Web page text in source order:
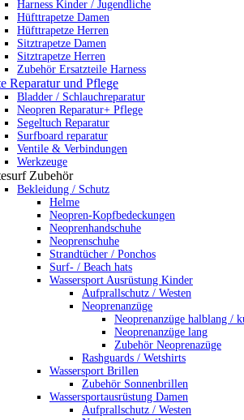
Harness Kinder / Jugendliche
Hüfttrapetze Damen
Hüfttrapetze Herren
Sitztrapetze Damen
Sitztrapetze Herren
Zubehör Ersatzteile Harness
Reparatur und Pflege
Bladder / Schlauchreparatur
Neopren Reparatur+ Pflege
Segeltuch Reparatur
Surfboard reparatur
Ventile & Verbindungen
Werkzeuge
Zubehör
Bekleidung / Schutz
Helme
Neopren-Kopfbedeckungen
Neoprenhandschuhe
Neoprenschuhe
Strandtücher / Ponchos
Surf- / Beach hats
Wassersport Ausrüstung Kinder
Aufprallschutz / Westen
Neoprenanzüge
Neoprenanzüge halblang /
Neoprenanzüge lang
Zubehör Neoprenazüge
Rashguards / Wetshirts
Wassersport Brillen
Zubehör Sonnenbrillen
Wassersportausrüstung Damen
Aufprallschutz / Westen